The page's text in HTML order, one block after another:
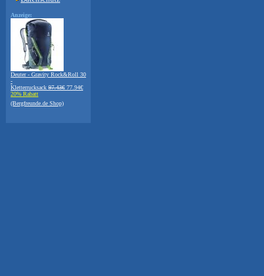
Anzeige:
Deuter - Gravity Rock&Roll 30
-
Kletterrucksack 97.43€ 77.94€
20% Rabatt
(Bergfreunde.de Shop)